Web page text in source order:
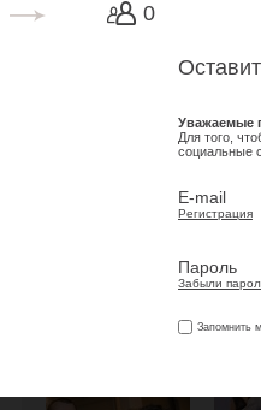
0
Уважаемые
Для того,
социальные
E-mail
Регистрация
Пароль
Забыли
Запомнить